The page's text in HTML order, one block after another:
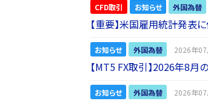
CFD取引 お知らせ 外国為替
【重要】米国雇用統計発表
お知らせ 外国為替 2026年
【MT5 FX取引】2026年8月
お知らせ 外国為替 2026年